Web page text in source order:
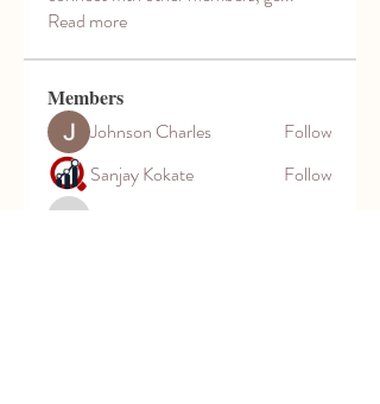
Read more
Members
Johnson Charles
Follow
Sanjay Kokate
Follow